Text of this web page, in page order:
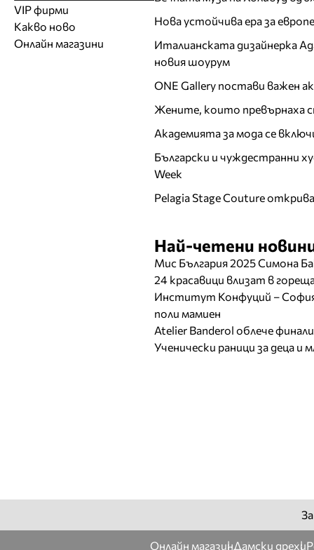
Нова устойчива ера за
Италианската дизайнерка
новия шоурум
ONE Gallery постави важен
Жените, които превърнаха
Академията за мода се
Български и чуждестранни
Week
Pelagia Stage Couture
Най-четени
Мис България 2025 Симона
24 красавици влизат в
Институт Конфуций –
поли мамиен
Atelier Banderol облече
Ученически раници за деца и
Бански костюми
Модни дизайнери
Бутици
Обувки
Други аксесоари
Солариуми
Фитнес и здраве
Работа на ишлеме
CAD/CAM услуги
Модели
Образователни
Модни списания
Сватбени агенции
Магазини за дрехи
Магазини за обувки
Магазини за aксесоари
VIP фирми
Какво ново
Онлайн магазини
Онлайн магазинДамски дрехи